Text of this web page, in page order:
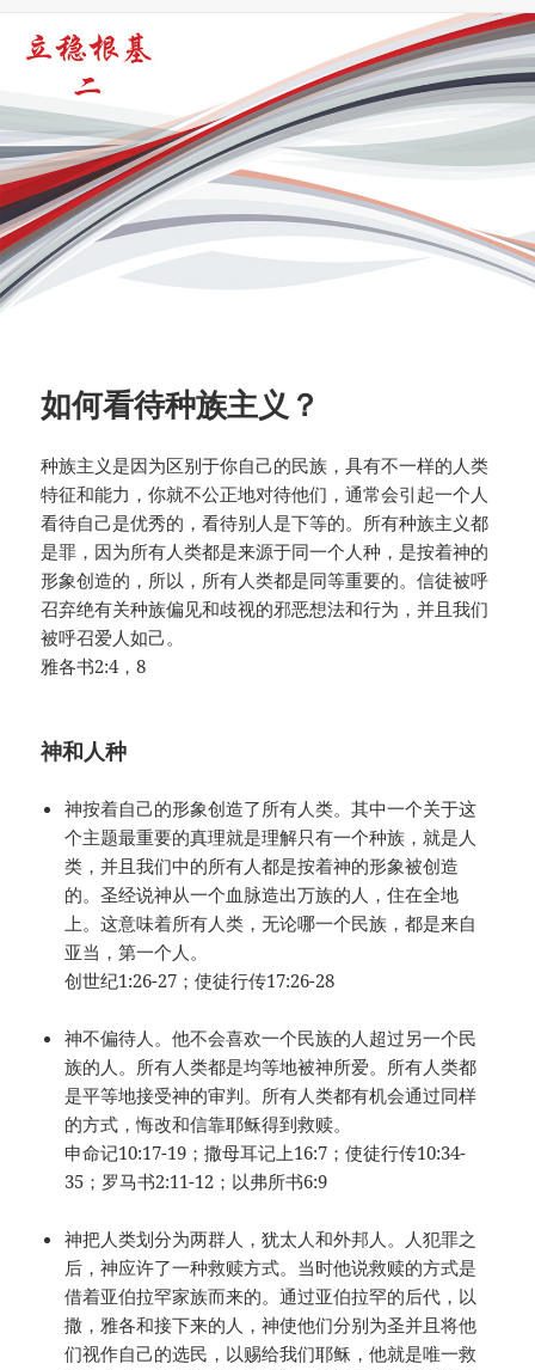
如何看待种族主义？
种族主义是因为区别于你自己的民族，具有不一样的人类
特征和能力，你就不公正地对待他们，通常会引起一个人
看待自己是优秀的，看待别人是下等的。所有种族主义都
是罪，因为所有人类都是来源于同一个人种，是按着神的
形象创造的，所以，所有人类都是同等重要的。信徒被呼
召弃绝有关种族偏见和歧视的邪恶想法和行为，并且我们
被呼召爱人如己。
雅各书2:4，8
神和人种
神按着自己的形象创造了所有人类。其中一个关于这
个主题最重要的真理就是理解只有一个种族，就是人
类，并且我们中的所有人都是按着神的形象被创造
的。圣经说神从一个血脉造出万族的人，住在全地
上。这意味着所有人类，无论哪一个民族，都是来自
亚当，第一个人。
创世纪1:26-27；使徒行传17:26-28
神不偏待人。他不会喜欢一个民族的人超过另一个民
族的人。所有人类都是均等地被神所爱。所有人类都
是平等地接受神的审判。所有人类都有机会通过同样
的方式，悔改和信靠耶稣得到救赎。
申命记10:17-19；撒母耳记上16:7；使徒行传10:34-
35；罗马书2:11-12；以弗所书6:9
神把人类划分为两群人，犹太人和外邦人。人犯罪之
后，神应许了一种救赎方式。当时他说救赎的方式是
借着亚伯拉罕家族而来的。通过亚伯拉罕的后代，以
撒，雅各和接下来的人，神使他们分别为圣并且将他
们视作自己的选民，以赐给我们耶稣，他就是唯一救